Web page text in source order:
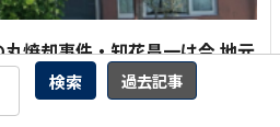
検索 過去記事
焼却事件・知花昌一は今 地元
触発されて燃やした」